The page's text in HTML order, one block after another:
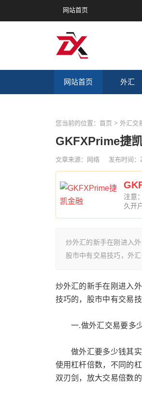
网站首页
网站首页 外汇
您当前的位置： 首页 > 外汇交
GKFXPrime捷
文章来源：网络 发布时间：
注意
久开
炒外汇的新手在刚进入
股市中有交易技巧，外
炒外汇的新手在刚进入
技巧的，股市中有交易
一.做外汇交易要多
做外汇要多少钱其实
使用杠杆倍数，不同的
双刃剑，放大交易倍数